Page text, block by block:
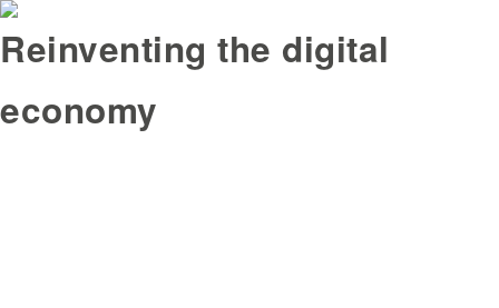
Reinventing the digital
economy